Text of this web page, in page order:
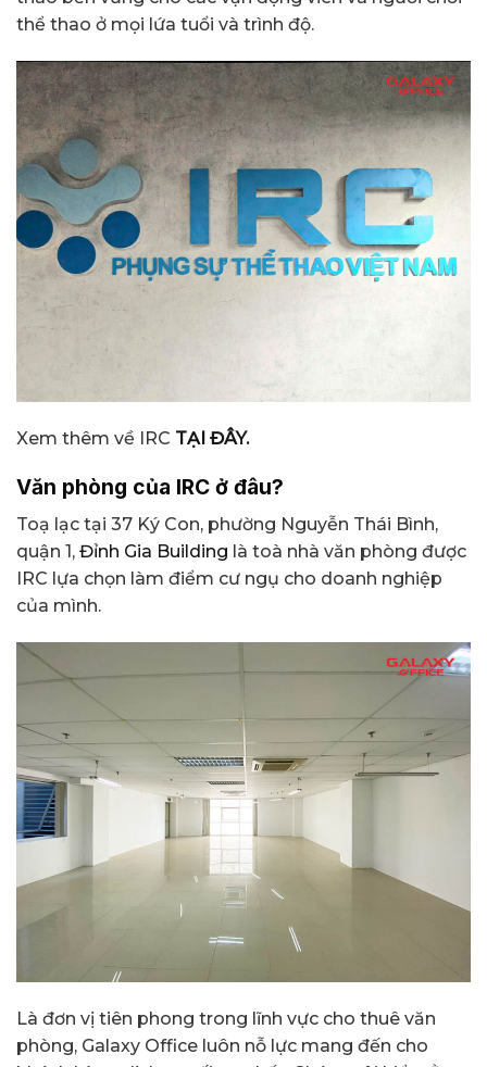
thể thao ở mọi lứa tuổi và trình độ.
Xem thêm về IRC TẠI ĐÂY.
Văn phòng của IRC ở đâu?
Toạ lạc tại 37 Ký Con, phường Nguyễn Thái Bình,
quận 1, Đỉnh Gia Building là toà nhà văn phòng được
IRC lựa chọn làm điểm cư ngụ cho doanh nghiệp
của mình.
Là đơn vị tiên phong trong lĩnh vực cho thuê văn
phòng, Galaxy Office luôn nỗ lực mang đến cho